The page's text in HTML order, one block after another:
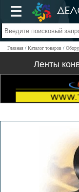
Главная Каталог товаров
Ленты